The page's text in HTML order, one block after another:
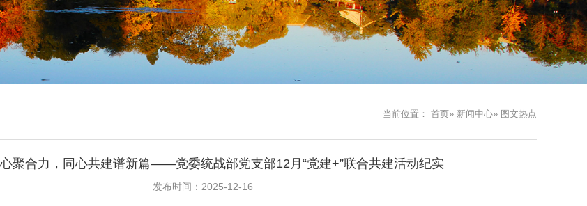
当前位置： 首页» 新闻中心» 图文热点
聚合力，同心共建谱新篇——党委统战部党支部12月“党建+”联合共建活动纪实
发布时间：2025-12-16